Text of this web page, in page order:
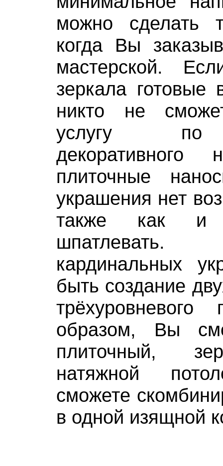
можно сделать
когда Вы
мастерской.
зеркала готовые
никто не
услугу по
декоративного
плиточные
украшения нет
также как и
кардинальных
быть создание
трёхуровневого
образом, Вы
плиточный,
натяжной
сможете
в одной изящной